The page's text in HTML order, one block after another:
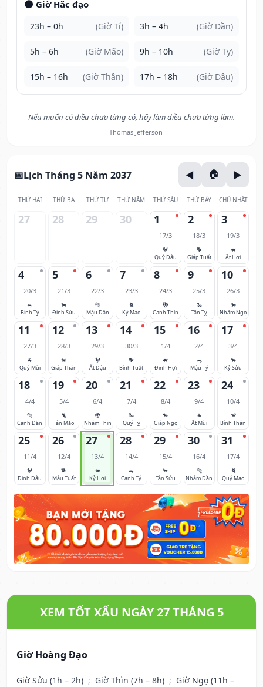
🌑 Giờ Hắc đạo
23h – 0h (Giờ Tí) 3h – 4h (Giờ Dần)
5h – 6h (Giờ Mão) 9h – 10h (Giờ Tỵ)
15h – 16h (Giờ Thân) 17h – 18h (Giờ Dậu)
Nếu muốn có điều chưa từng có, hãy làm điều chưa từng làm.
— Thomas Jefferson
Lịch Tháng 5 Năm 2037
THỨ HAI THỨ BA THỨ TƯ THỨ NĂM THỨ SÁU THỨ BẢY CHỦ NHẬT
27 28 29 30 1
17/3
🐓
Quý Dậu
2
18/3
🐕
Giáp Tuất
3
19/3
🐖
Ất Hợi
4
20/3
🐀
Bính Tý
5
21/3
🐂
Đinh Sửu
6
22/3
🐅
Mậu Dần
7
23/3
🐈
Kỷ Mão
8
24/3
🐉
Canh Thìn
9
25/3
🐍
Tân Tỵ
10
26/3
🐎
Nhâm Ngọ
11
27/3
🐐
Quý Mùi
12
28/3
🐒
Giáp Thân
13
29/3
🐓
Ất Dậu
14
30/3
🐕
Bính Tuất
15
1/4
🐖
Đinh Hợi
16
2/4
🐀
Mậu Tý
17
3/4
🐂
Kỷ Sửu
18
4/4
🐅
Canh Dần
19
5/4
🐈
Tân Mão
20
6/4
🐉
Nhâm Thìn
21
7/4
🐍
Quý Tỵ
22
8/4
🐎
Giáp Ngọ
23
9/4
🐐
Ất Mùi
24
10/4
🐒
Bính Thân
25
11/4
🐓
Đinh Dậu
26
12/4
🐕
Mậu Tuất
27
13/4
🐖
Kỷ Hợi
28
14/4
🐀
Canh Tý
29
15/4
🐂
Tân Sửu
30
16/4
🐅
Nhâm Dần
31
17/4
🐈
Quý Mão
XEM TỐT XẤU NGÀY 27 THÁNG 5
Giờ Hoàng Đạo
Giờ Sửu (1h – 2h) ; Giờ Thìn (7h – 8h) ; Giờ Ngọ (11h –